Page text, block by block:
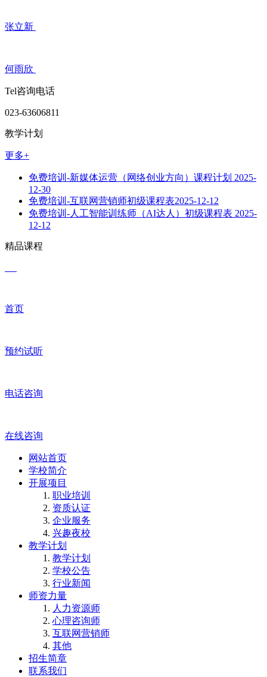
张立新
何雨欣
Tel咨询电话
023-63606811
教学计划
更多+
免费培训-新媒体运营（网络创业方向）课程计划 2025-
12-30
免费培训-互联网营销师初级课程表​2025-12-12
免费培训-人工智能训练师（AI达人）初级课程表 2025-
12-12
精品课程
首页
预约试听
电话咨询
在线咨询
网站首页
学校简介
开展项目
职业培训
资质认证
企业服务
兴趣夜校
教学计划
教学计划
学校公告
行业新闻
师资力量
人力资源师
心理咨询师
互联网营销师
其他
招生简章
联系我们